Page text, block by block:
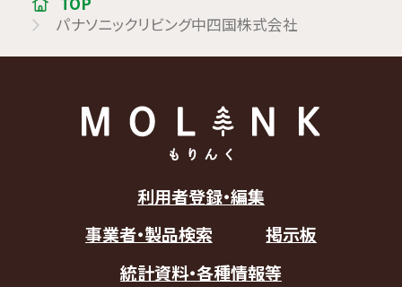
パナソニックリビング中四国株式会社
利用者登録・編集
事業者・製品検索
掲示板
統計資料・各種情報等